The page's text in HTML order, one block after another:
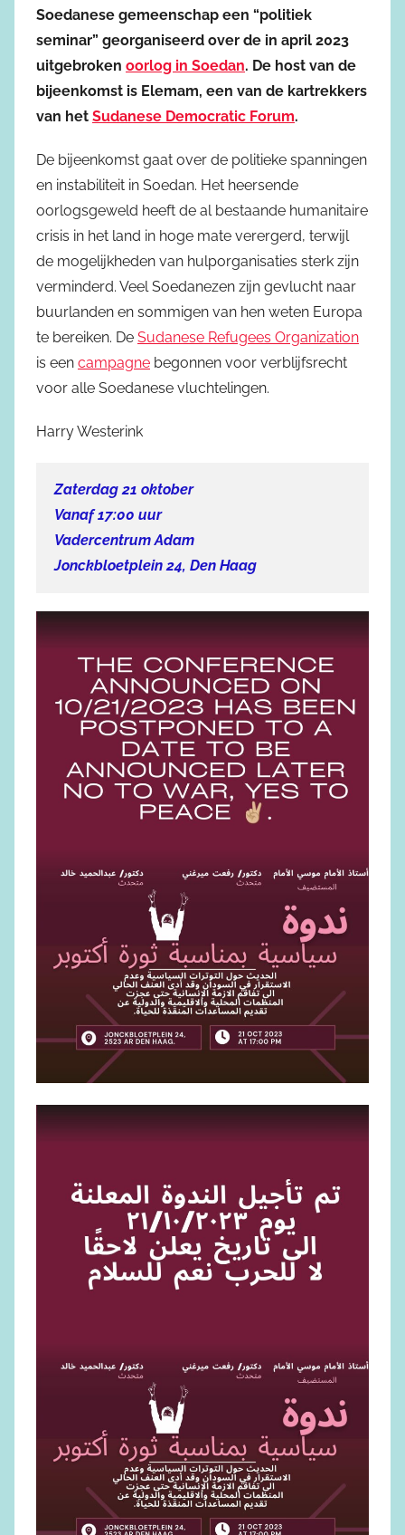
Soedanese gemeenschap een “politiek
seminar” georganiseerd over de in april 2023
uitgebroken oorlog in Soedan. De host van de
bijeenkomst is Elemam, een van de kartrekkers
van het Sudanese Democratic Forum.
De bijeenkomst gaat over de politieke spanningen
en instabiliteit in Soedan. Het heersende
oorlogsgeweld heeft de al bestaande humanitaire
crisis in het land in hoge mate verergerd, terwijl
de mogelijkheden van hulporganisaties sterk zijn
verminderd. Veel Soedanezen zijn gevlucht naar
buurlanden en sommigen van hen weten Europa
te bereiken. De Sudanese Refugees Organization
is een campagne begonnen voor verblijfsrecht
voor alle Soedanese vluchtelingen.
Harry Westerink
Zaterdag 21 oktober
Vanaf 17:00 uur
Vadercentrum Adam
Jonckbloetplein 24, Den Haag